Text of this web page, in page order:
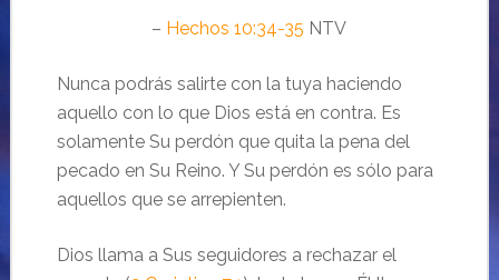
– Hechos 10:34-35 NTV
Nunca podrás salirte con la tuya haciendo
aquello con lo que Dios está en contra. Es
solamente Su perdón que quita la pena del
pecado en Su Reino. Y Su perdón es sólo para
aquellos que se arrepienten.
Dios llama a Sus seguidores a rechazar el